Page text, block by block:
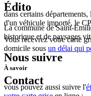
dans certains
d'un véhicule importé, le
Vous recevrez votre carte
domicile sous un délai qui
À savoir
vous pouvez aussi suivre l'
Édito
La commune de Saint-
historique et de paysages
Nous suivre
Contact